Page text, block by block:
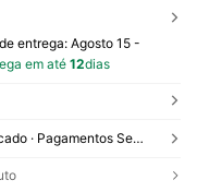
entrega: Agosto 15 -
em até 12dias
Reenviar se o item estiver perdido/danificado · Pagamentos Seguros · Proteção de privacidade